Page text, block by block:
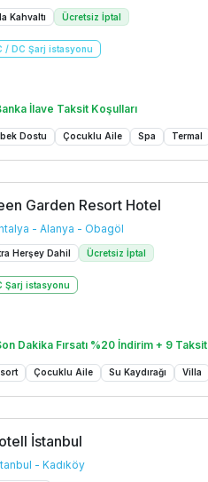
Kahvaltı Ücretsiz İptal
/ DC Şarj istasyonu
İlave Taksit Koşulları
Dostu Çocuklu Aile Spa Termal
Garden Resort Hotel
- Alanya - Obagöl
Herşey Dahil Ücretsiz İptal
Şarj istasyonu
Dakika Fırsatı %20 İndirim + 9 Taksit
Çocuklu Aile Su Kaydırağı Villa
İstanbul
- Kadıköy